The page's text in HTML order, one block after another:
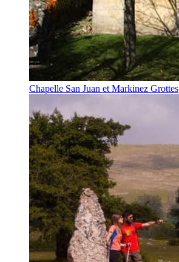
Chapelle San Juan et Markinez Grottes